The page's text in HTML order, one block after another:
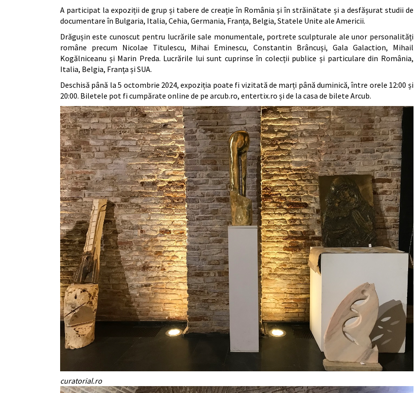
A participat la expoziții de grup și tabere de creație în România și în străinătate și a desfășurat studii de
documentare în Bulgaria, Italia, Cehia, Germania, Franța, Belgia, Statele Unite ale Americii.
Drăgușin este cunoscut pentru lucrările sale monumentale, portrete sculpturale ale unor personalități
române precum Nicolae Titulescu, Mihai Eminescu, Constantin Brâncuși, Gala Galaction, Mihail
Kogălniceanu și Marin Preda. Lucrările lui sunt cuprinse în colecții publice și particulare din România,
Italia, Belgia, Franța și SUA.
Deschisă până la 5 octombrie 2024, expoziția poate fi vizitată de marți până duminică, între orele 12:00 și
20:00. Biletele pot fi cumpărate online de pe arcub.ro, entertix.ro și de la casa de bilete Arcub.
curatorial.ro